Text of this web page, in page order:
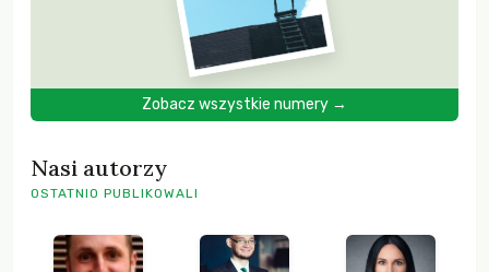
Zobacz wszystkie numery →
Nasi autorzy
OSTATNIO PUBLIKOWALI